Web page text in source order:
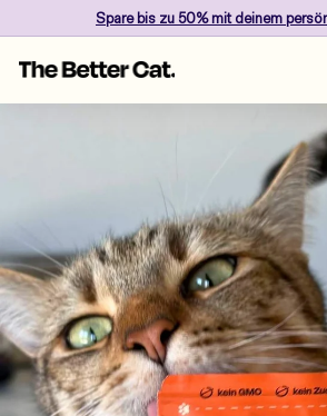
to
content
Pause
Sparebis zu 50%mit deinem
T
h
e
r
C
a
t